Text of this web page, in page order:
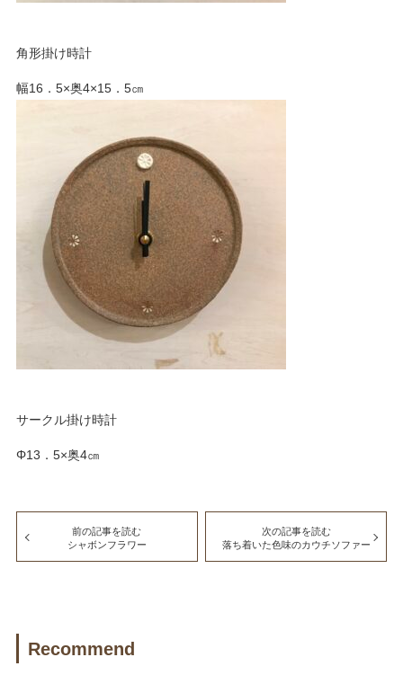
角形掛け時計
幅16．5×奥4×15．5㎝
サークル掛け時計
Φ13．5×奥4㎝
前の記事を読む
シャボンフラワー
次の記事を読む
落ち着いた色味のカウチソファー
Recommend